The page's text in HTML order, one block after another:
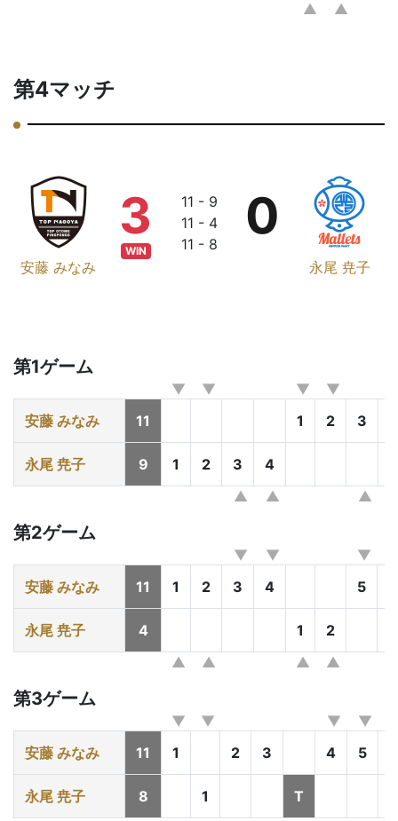
第4マッチ
安藤 みなみ
3
WIN
11 - 9
11 - 4
11 - 8
永尾 尭子
0
第1ゲーム
安藤 みなみ 11 1 2 3
永尾 尭子 9 1 2 3 4
第2ゲーム
安藤 みなみ 11 1 2 3 4 5
永尾 尭子 4 1 2
第3ゲーム
安藤 みなみ 11 1 2 3 4 5
永尾 尭子 8 1 T